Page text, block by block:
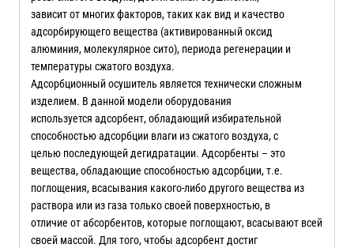
зависит от многих факторов, таких как вид и качество
адсорбирующего вещества (активированный оксид
алюминия, молекулярное сито), периода регенерации и
температуры сжатого воздуха.
Адсорбционный осушитель является технически сложным
изделием. В данной модели оборудования
используется адсорбент, обладающий избирательной
способностью адсорбции влаги из сжатого воздуха, с
целью последующей дегидратации. Адсорбенты – это
вещества, обладающие способностью адсорбции, т.е.
поглощения, всасывания какого-либо другого вещества из
раствора или из газа только своей поверхностью, в
отличие от абсорбентов, которые поглощают, всасывают всей
своей массой. Для того, чтобы адсорбент достиг